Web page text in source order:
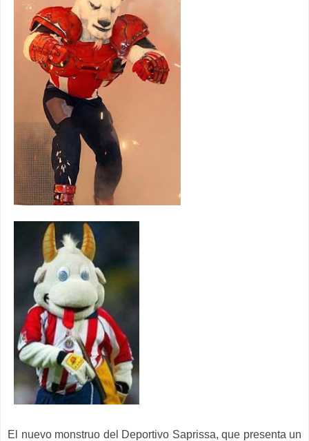
El nuevo monstruo del Deportivo Saprissa, que presenta un